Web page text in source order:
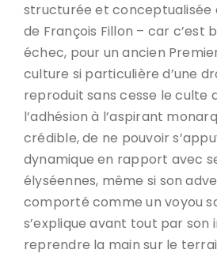
structurée et conceptualisée
de François Fillon – car c’est
échec, pour un ancien
culture si particulière d’une
reproduit sans cesse le culte
l’adhésion à l’aspirant
crédible, de ne pouvoir
dynamique en rapport avec
élyséennes, même si son
comporté comme un voyou
s’explique avant tout par son
reprendre la main sur le